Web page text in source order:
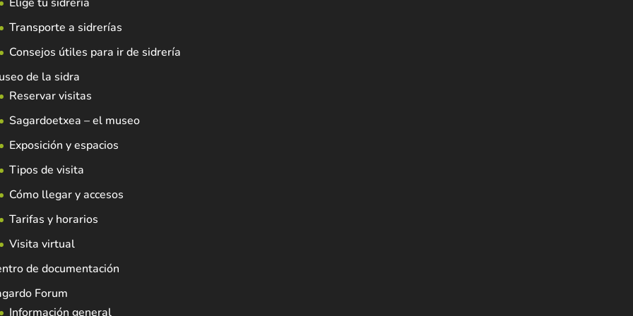
Transporte a sidrerías
Consejos útiles para ir de sidrería
de la sidra
Reservar visitas
Sagardoetxea – el museo
Exposición y espacios
Tipos de visita
Cómo llegar y accesos
Tarifas y horarios
Visita virtual
de documentación
Forum
Información general